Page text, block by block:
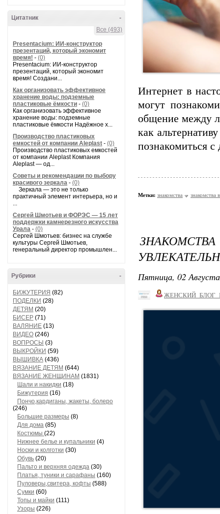
-
Цитатник
Все (493)
Presentacium: ИИ‑конструктор
презентаций, который экономит
время! - (0)
Presentacium: ИИ‑конструктор
презентаций, который экономит
время! Создани...
Как организовать эффективное
хранение воды: подземные
пластиковые ёмкости - (0)
Как организовать эффективное
хранение воды: подземные
пластиковые ёмкости Надёжное х...
Производство пластиковых
емкостей от компании Aleplast - (0)
Производство пластиковых емкостей
от компании Aleplast Компания
Aleplast — од...
Советы и рекомендации по выбору
красивого зеркала - (0)
Зеркала — это не только
практичный элемент интерьера, но и
...
Сергей Шмотьев и ФОРЭС — 15 лет
поддержки камнерезного искусства
Урала - (0)
Сергей Шмотьев: бизнес на службе
культуры Сергей Шмотьев,
генеральный директор промышлен...
-
Рубрики
БИЖУТЕРИЯ (82)
ПОДЕЛКИ (28)
ДЕТЯМ (20)
БИСЕР (71)
ВАЛЯНИЕ (13)
ВИДЕО (246)
ВОПРОСЫ (3)
ВЫКРОЙКИ (59)
ВЫШИВКА (436)
ВЯЗАНИЕ ДЕТЯМ (644)
ВЯЗАНИЕ ЖЕНЩИНАМ (1831)
Шали и накидки (18)
Бижутерия (16)
Пончо,кардиганы, жакеты, болеро
(246)
Большие размеры (8)
Для дома (85)
Костюмы (22)
Нижнее белье и купальники (4)
Носки и колготки (30)
Обувь (20)
Пальто и верхняя одежда (30)
Платья, туники и сарафаны (160)
Пуловеры,свитера, кофты (588)
Сумки (60)
Топы и майки (111)
Узоры (226)
Интернет в
могут
общение между
как
познакомиться
Метки: знакомства знакомства
Пятница, 02